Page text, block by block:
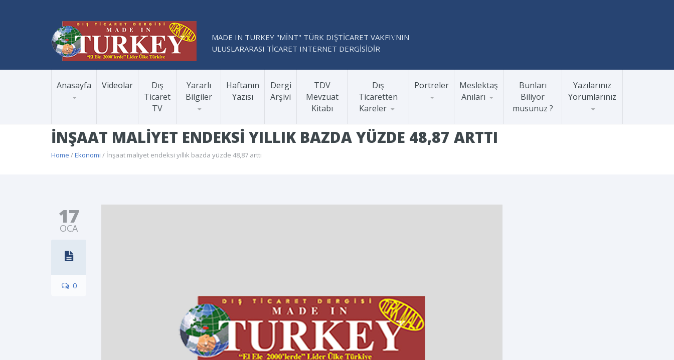
MADE IN TURKEY "MİNT" TÜRK DIŞTİCARET VAKFI\'NIN
ULUSLARARASI TİCARET INTERNET DERGİSİDİR
Anasayfa Videolar
Dış
Ticaret
TV
Yararlı
Bilgiler
Haftanın
Yazısı
Dergi
Arşivi
TDV
Mevzuat
Kitabı
Dış
Ticaretten
Kareler
Portreler
Meslektaş
Anıları
Bunları
Biliyor
musunuz ?
Yazılarınız
Yorumlarınız
İNŞAAT MALIYET ENDEKSI YILLIK BAZDA YÜZDE 48,87 ARTTI
Home /Ekonomi / İnşaat maliyet endeksi yıllık bazda yüzde 48,87 arttı
17
OCA
0